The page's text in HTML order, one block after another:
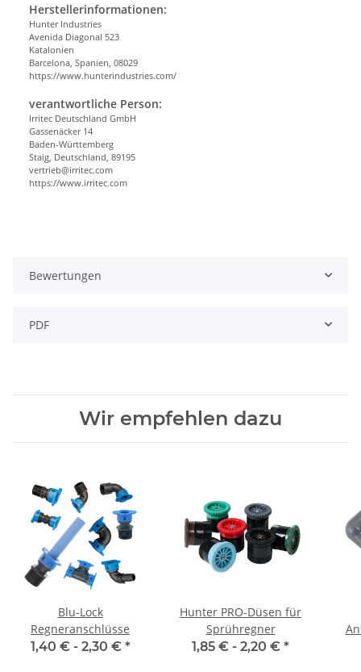
Herstellerinformationen:
Hunter Industries
Avenida Diagonal 523
Katalonien
Barcelona, Spanien, 08029
https://www.hunterindustries.com/
verantwortliche Person:
Irritec Deutschland GmbH
Gassenäcker 14
Baden-Württemberg
Staig, Deutschland, 89195
vertrieb@irritec.com
https://www.irritec.com
Bewertungen
PDF
Wir empfehlen dazu
Blu-Lock
Regneranschlüsse
1,40 € - 2,30 € *
Hunter PRO-Düsen für
Sprühregner
1,85 € - 2,20 € *